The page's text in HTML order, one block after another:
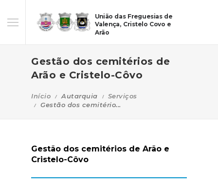
União das Freguesias de
Valença, Cristelo Covo e
Arão
Gestão dos cemitérios de
Arão e Cristelo-Côvo
Início Autarquia
Serviços
Gestão dos cemitério...
Gestão dos cemitérios de Arão e
Cristelo-Côvo